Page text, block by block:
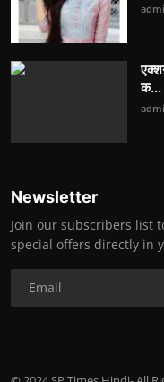
क...
Newsletter
Join our subscribers list
special offers directly in